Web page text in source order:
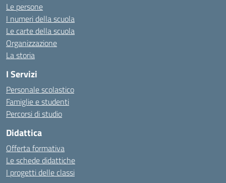
Le persone
I numeri della scuola
Le carte della scuola
Organizzazione
La storia
I Servizi
Personale scolastico
Famiglie e studenti
Percorsi di studio
Didattica
Offerta formativa
Le schede didattiche
I progetti delle classi